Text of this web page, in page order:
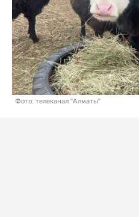
Фото: телеканал "Алматы"